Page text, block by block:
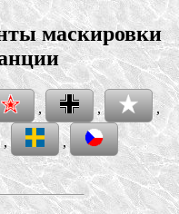
маскировки
, , ,
, ,